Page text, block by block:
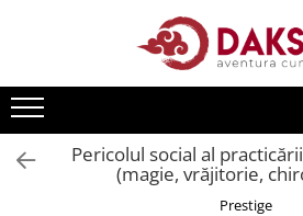
Editura Daksha
Seria Radu Cinamar
Seria Anton Parks
Pericolul social al
(magie, vrăjitorie,
Prestige